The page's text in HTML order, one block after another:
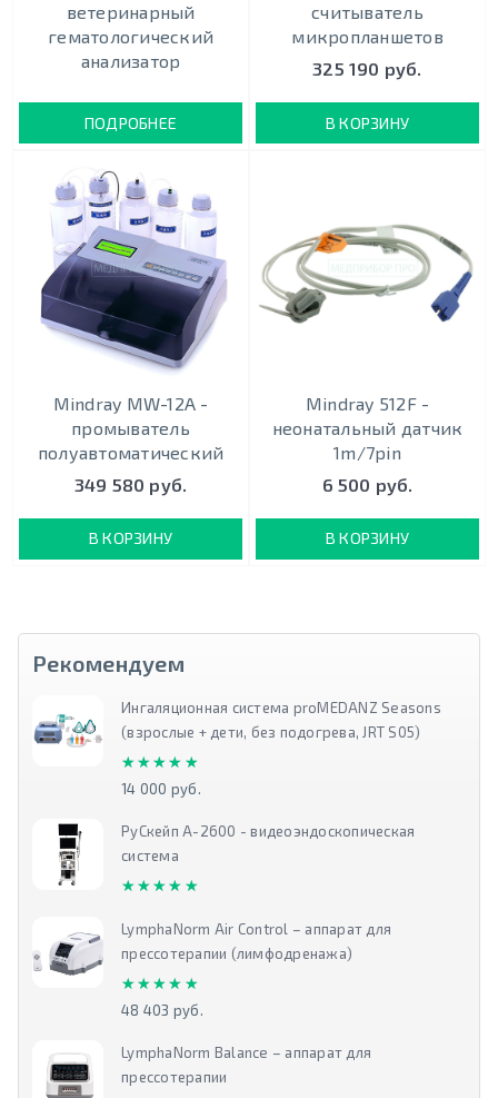
ветеринарный
гематологический
анализатор
ПОДРОБНЕЕ
считыватель
микропланшетов
325 190 руб.
В КОРЗИНУ
Mindray MW-12A -
промыватель
полуавтоматический
349 580 руб.
В КОРЗИНУ
Mindray 512F -
неонатальный датчик
1m/7pin
6 500 руб.
В КОРЗИНУ
Рекомендуем
Ингаляционная система proMEDANZ Seasons
(взрослые + дети, без подогрева, JRT S05)
★★★★★
★★★★★
14 000 руб.
РуСкейп А-2600 - видеоэндоскопическая
система
★★★★★
★★★★★
LymphaNorm Air Control – аппарат для
прессотерапии (лимфодренажа)
★★★★★
★★★★★
48 403 руб.
LymphaNorm Balance – аппарат для
прессотерапии